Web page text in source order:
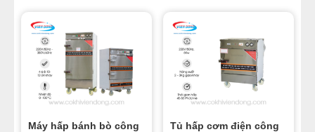
Máy hấp bánh bò công
Tủ hấp cơm điện công
DÂY CHUYỀN LÀM BÁNH
MÁY TRỘN BỘT ĐÁNH TRỨNG
MÁY CHIA BỘT BÁNH MÌ